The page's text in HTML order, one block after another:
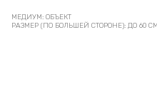
МЕДИУМ: ОБЪЕКТ
РАЗМЕР (ПО БОЛЬШЕЙ СТОРОНЕ): ДО 60